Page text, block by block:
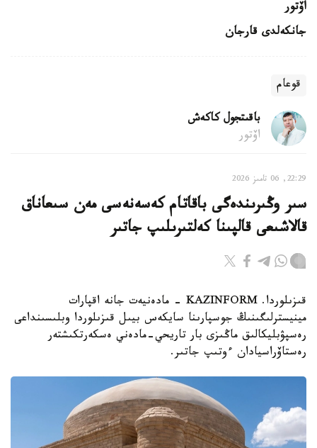
اۆتور
جانكەلدى قارجان
قوعام
باقىتجول كاكەش
اۆتور
22:29, 06 تامىز 2026
سىر وڭىرىندەگى باقاتام كەسەنەسى مەن سىعاناق
قالاشىعى قالپىنا كەلتىرىلىپ جاتىر
قىزىلوردا. KAZINFORM - مادەنيەت جانە اقپارات
مينيسترلىگىنىڭ جوسپارىنا سايكەس بيىل قىزىلوردا وبلىسىنداعى
رەسپۋبليكالىق ماڭىزى بار تاريحي-مادەني ەسكەرتكىشتەر
رەستاۆراسيادان ءوتىپ جاتىر.